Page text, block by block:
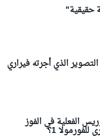
حقيقية"
الذي أجرته فيراري
الفعلية في الفوز
1؟